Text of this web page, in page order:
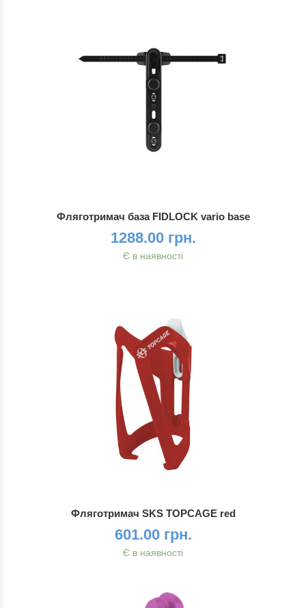
Фляготримач база FIDLOCK vario base
1288.00 грн.
Є в наявності
Фляготримач SKS TOPCAGE red
601.00 грн.
Є в наявності